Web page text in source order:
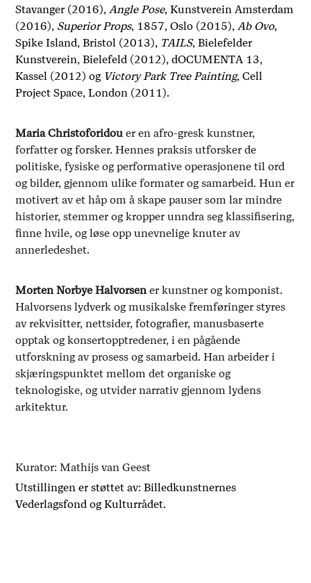
Stavanger (2016), Angle Pose, Kunstverein Amsterdam
(2016), Superior Props, 1857, Oslo (2015), Ab Ovo,
Spike Island, Bristol (2013), TAILS, Bielefelder
Kunstverein, Bielefeld (2012), dOCUMENTA 13,
Kassel (2012) og Victory Park Tree Painting, Cell
Project Space, London (2011).
Maria Christoforidou er en afro-gresk kunstner,
forfatter og forsker. Hennes praksis utforsker de
politiske, fysiske og performative operasjonene til ord
og bilder, gjennom ulike formater og samarbeid. Hun er
motivert av et håp om å skape pauser som lar mindre
historier, stemmer og kropper unndra seg klassifisering,
finne hvile, og løse opp unevnelige knuter av
annerledeshet.
Morten Norbye Halvorsen er kunstner og komponist.
Halvorsens lydverk og musikalske fremføringer styres
av rekvisitter, nettsider, fotografier, manusbaserte
opptak og konsertopptredener, i en pågående
utforskning av prosess og samarbeid. Han arbeider i
skjæringspunktet mellom det organiske og
teknologiske, og utvider narrativ gjennom lydens
arkitektur.
Kurator: Mathijs van Geest
Utstillingen er støttet av: Billedkunstnernes
Vederlagsfond og Kulturrådet.